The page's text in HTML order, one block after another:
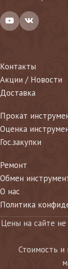
Контакты
Акции / Новости
Доставка
Прокат
Оценка
Гос.закупки
Ремонт
Обмен
О нас
Политика
Цены на сайте
Стоимость и